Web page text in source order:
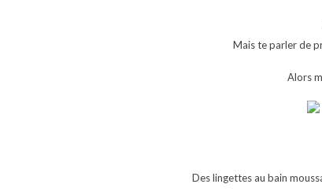
Mais te parler de
Alors
Des lingettes au bain